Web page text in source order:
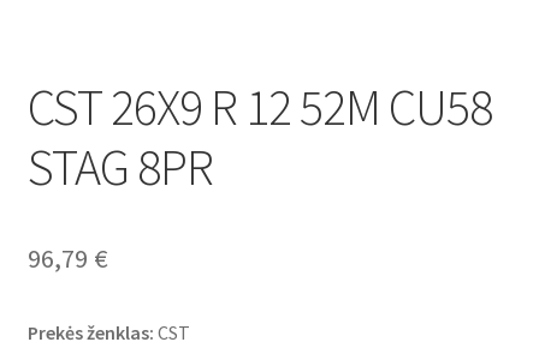
CST 26X9 R 12 52M CU58
STAG 8PR
96,79 €
Prekės ženklas: CST